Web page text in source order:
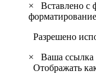
×
Вставлено с
форматирование
Разрешено
×
Ваша ссылка
Отображать